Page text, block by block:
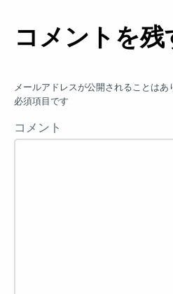
コメントを残
メールアドレスが公開されることはあ
必須項目です
コメント